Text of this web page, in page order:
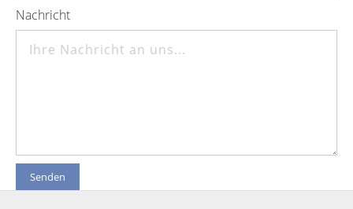
Nachricht
Senden